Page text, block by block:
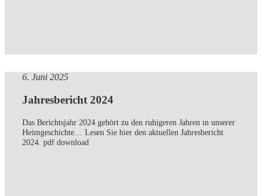
6. Juni 2025
Jahresbericht 2024
Das Berichtsjahr 2024 gehört zu den ruhigeren Jahren in unserer
Heimgeschichte… Lesen Sie hier den aktuellen Jahresbericht
2024. pdf download